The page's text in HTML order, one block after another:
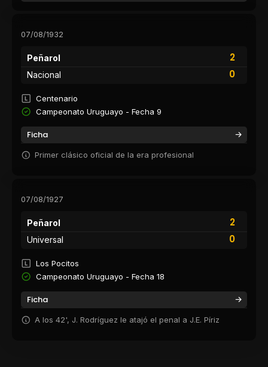
07/08/1932
Peñarol
2
0
Nacional
Centenario
Campeonato Uruguayo - Fecha 9
Ficha
Primer clásico oficial de la era profesional
07/08/1927
Peñarol
2
0
Universal
Los Pocitos
Campeonato Uruguayo - Fecha 18
Ficha
A los 42', J. Rodríguez le atajó el penal a J.E. Píriz